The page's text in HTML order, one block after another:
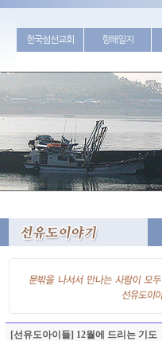
한국섬선교회 항해일지
[선유도아이들] 12월에 드리는 기도